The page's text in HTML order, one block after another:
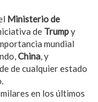
Ministerio de
de Trumpy
mundial
China, y
de cualquier estado
en los últimos